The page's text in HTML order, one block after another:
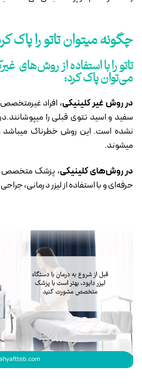
چگونه میتوان تاتو را پاک
تاتو را با استفاده از روش‌های
می‌توان پاک کرد:
در روش غیر کلینیکی، افراد غیرمتخصص
سفید و اسید تتوی قبلی را
نشده است. این روش‌ خطرناک میباشد
میشوند.
در روش‌های کلینیکی، پزشک‌ متخصص
حرفه‌ای و با استفاده از لیزر درمانی،